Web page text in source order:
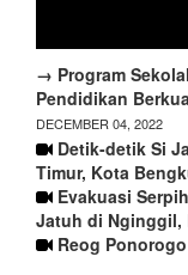
→ Program
Pendidikan
DECEMBER 04, 2022
Detik-detik Si
Timur, Kota
Evakuasi
Jatuh di Nginggil,
Reog